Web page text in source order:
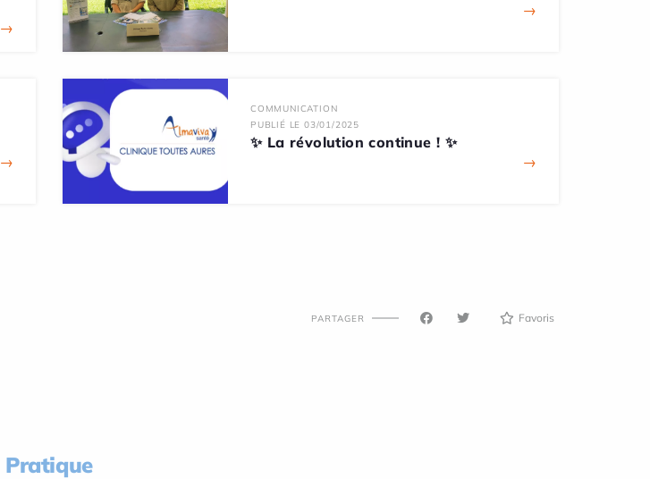
→
→
→
COMMUNICATION
PUBLIÉ LE 03/01/2025
✨ La révolution continue ! ✨
→
PARTAGER Favoris
Pratique